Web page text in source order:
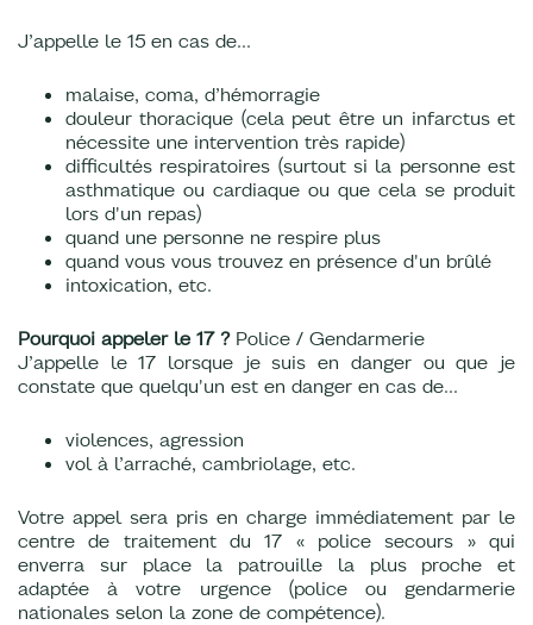
J’appelle le 15 en cas de...
malaise, coma, d’hémorragie
douleur thoracique (cela peut être un infarctus et
nécessite une intervention très rapide)
difficultés respiratoires (surtout si la personne est
asthmatique ou cardiaque ou que cela se produit
lors d'un repas)
quand une personne ne respire plus
quand vous vous trouvez en présence d'un brûlé
intoxication, etc.
Pourquoi appeler le 17 ?Police / Gendarmerie
J’appelle le 17 lorsque je suis en danger ou que je
constate que quelqu'un est en danger en cas de...
violences, agression
vol à l’arraché, cambriolage, etc.
Votre appel sera pris en charge immédiatement par le
centre de traitement du 17 « police secours » qui
enverra sur place la patrouille la plus proche et
adaptée à votre urgence (police ou gendarmerie
nationales selon la zone de compétence).